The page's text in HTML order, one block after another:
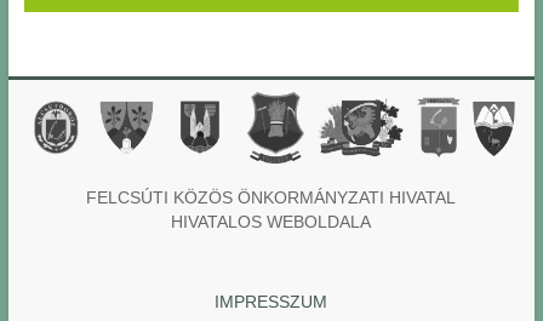
FELCSÚTI KÖZÖS ÖNKORMÁNYZATI HIVATAL
HIVATALOS WEBOLDALA
IMPRESSZUM